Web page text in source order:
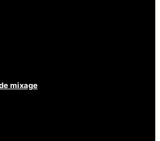
mixage